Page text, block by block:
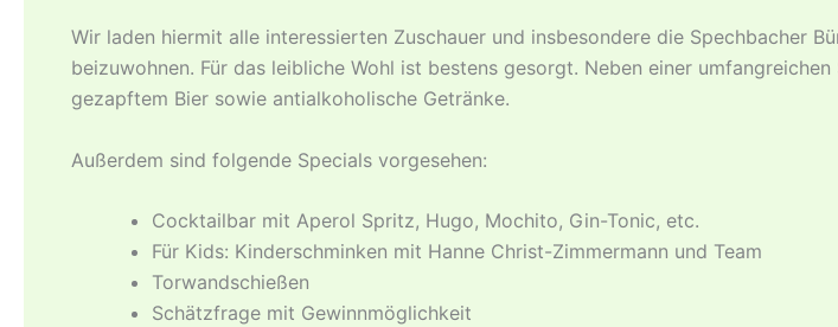
Wir laden hiermit alle interessierten Zuschauer und insbesondere die Spechbacher
beizuwohnen. Für das leibliche Wohl ist bestens gesorgt. Neben einer
gezapftem Bier sowie antialkoholische Getränke.
Außerdem sind folgende Specials vorgesehen:
Cocktailbar mit Aperol Spritz, Hugo, Mochito, Gin-Tonic, etc.
Für Kids: Kinderschminken mit Hanne Christ-Zimmermann und Team
Torwandschießen
Schätzfrage mit Gewinnmöglichkeit